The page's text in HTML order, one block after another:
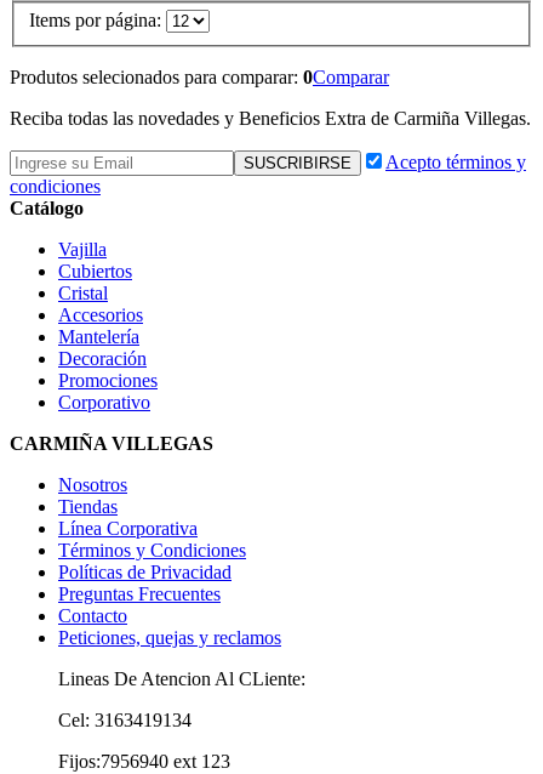
Items por página:
Produtos selecionados para comparar: 0Comparar
Reciba todas las novedades y Beneficios Extra de Carmiña Villegas.
Acepto términos y
condiciones
Catálogo
Vajilla
Cubiertos
Cristal
Accesorios
Mantelería
Decoración
Promociones
Corporativo
CARMIÑA VILLEGAS
Nosotros
Tiendas
Línea Corporativa
Términos y Condiciones
Políticas de Privacidad
Preguntas Frecuentes
Contacto
Peticiones, quejas y reclamos
Lineas De Atencion Al CLiente:
Cel: 3163419134
Fijos:7956940 ext 123